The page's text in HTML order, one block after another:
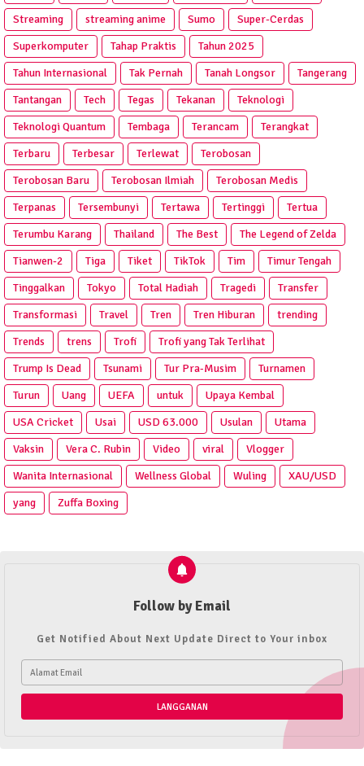
Streaming
streaming anime Sumo
Super-Cerdas
Superkomputer
Tahap Praktis
Tahun 2025
Tahun Internasional
Tak Pernah Tanah Longsor
Tangerang
Tantangan
Tech Tegas Tekanan
Teknologi
Teknologi Quantum
Tembaga Terancam
Terangkat
Terbaru
Terbesar Terlewat
Terobosan
Terobosan Baru
Terobosan Ilmiah
Terobosan Medis
Terpanas
Tersembunyi Tertawa Tertinggi
Tertua
Terumbu Karang
Thailand The Best
The Legend of Zelda
Tianwen-2
Tiga Tiket TikTok Tim
Timur Tengah
Tinggalkan
Tokyo Total Hadiah Tragedi
Transfer
Transformasi
Travel Tren Tren Hiburan
trending
Trends
trens Trofi
Trofi yang Tak Terlihat
Trump Is Dead
Tsunami Tur Pra‑Musim
Turnamen
Turun
Uang UEFA untuk
Upaya Kembal
USA Cricket
Usai USD 63.000 Usulan
Utama
Vaksin
Vera C. Rubin Video viral
Vlogger
Wanita Internasional
Wellness Global Wuling
XAU/USD
yang
Zuffa Boxing
Follow by Email
Get Notified About Next Update Direct to Your inbox